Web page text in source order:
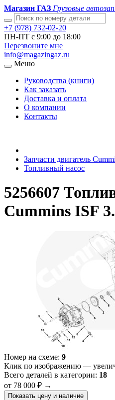
Магазин ГАЗ Грузовые
+7 (978) 732-02-20
ПН-ПТ с 9:00 до 18:00
Перезвоните мне
info@magazingaz.ru
Меню
Руководства (книги)
Как заказать
Доставка и оплата
О компании
Контакты
Запчасти двигатель
Топливный насос
5256607
Cummins ISF
Номер на схеме: 9
Клик по изображению —
Всего деталей в категории: 18
от 78 000 ₽ →
Показать цену и наличие